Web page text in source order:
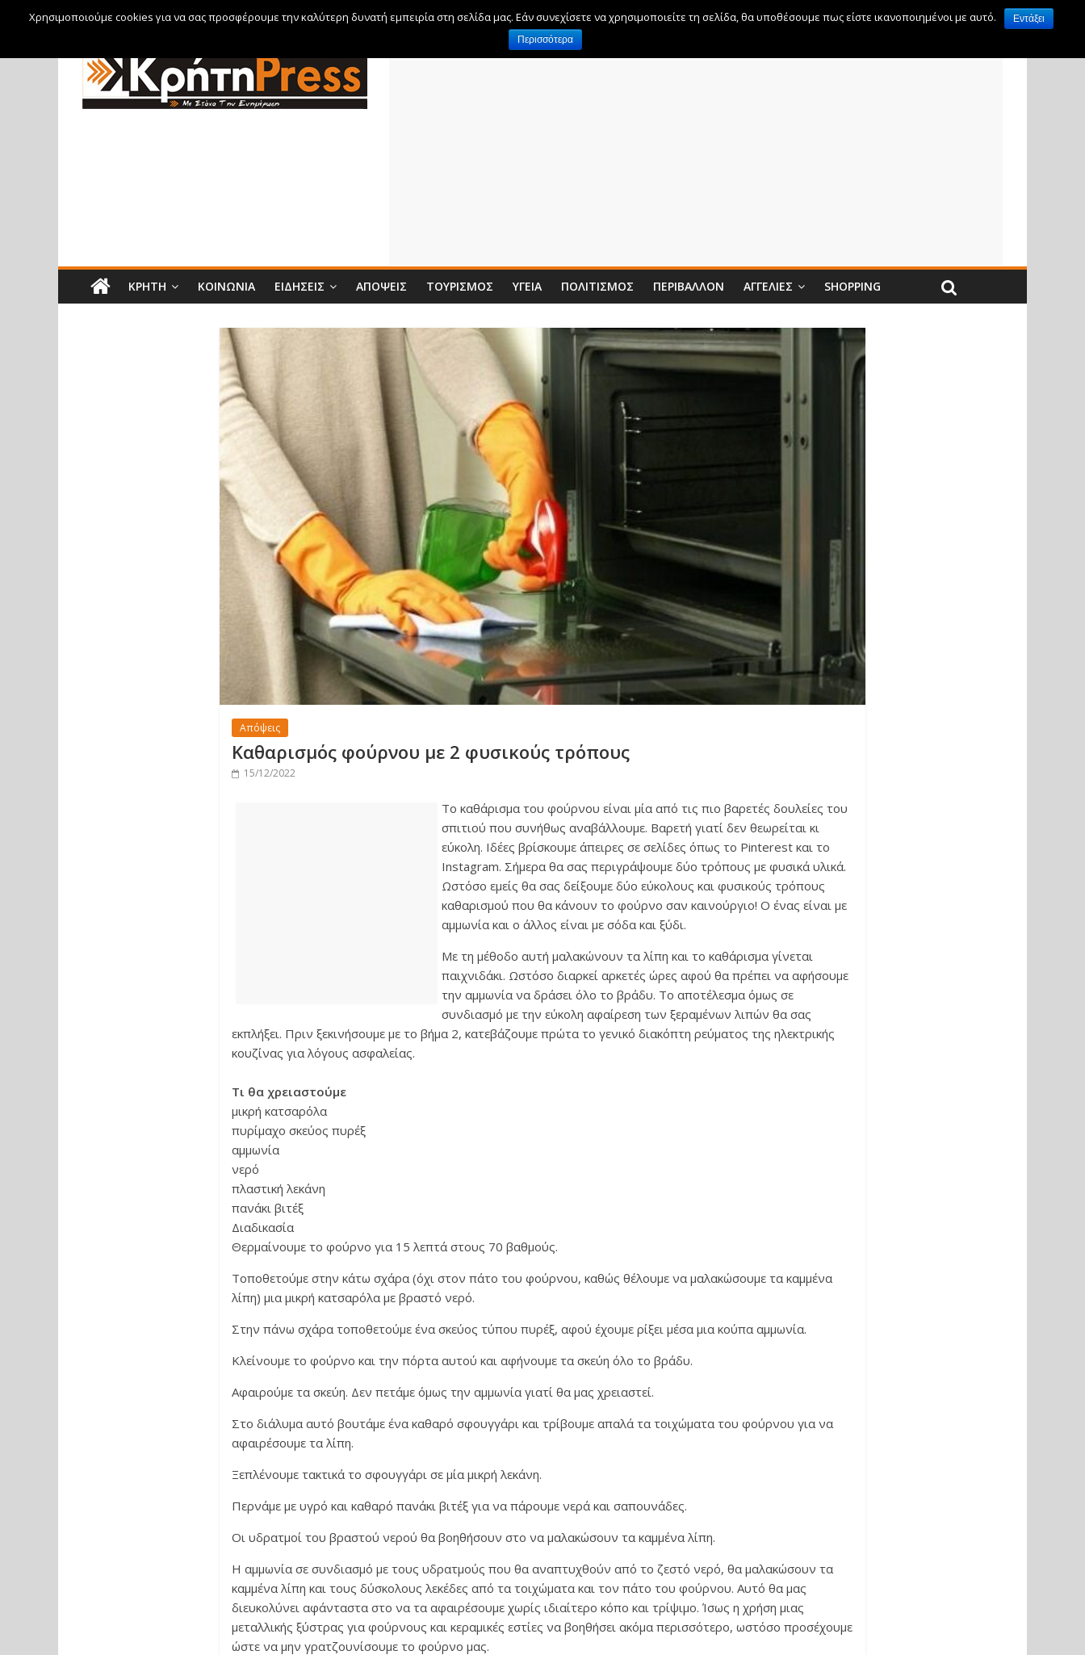
Παρασκευή, 7 Αυγούστου, 2026
ΚΡΉΤΗ ΚΟΙΝΩΝΊΑ ΕΙΔΉΣΕΙΣ ΑΠΌΨΕΙΣ ΤΟΥΡΙΣΜΌΣ ΥΓΕΊΑ ΠΟΛΙΤΙΣΜΌΣ ΠΕΡΙΒΆΛΛΟΝ ΑΓΓΕΛΊΕΣ SHOPPING
Απόψεις
Καθαρισμός φούρνου με 2 φυσικούς τρόπους
15/12/2022
Το καθάρισμα του φούρνου είναι μία από τις πιο βαρετές δουλείες του
σπιτιού που συνήθως αναβάλλουμε. Βαρετή γιατί δεν θεωρείται κι
εύκολη. Ιδέες βρίσκουμε άπειρες σε σελίδες όπως το Pinterest και το
Instagram. Σήμερα θα σας περιγράψουμε δύο τρόπους με φυσικά υλικά.
Ωστόσο εμείς θα σας δείξουμε δύο εύκολους και φυσικούς τρόπους
καθαρισμού που θα κάνουν το φούρνο σαν καινούργιο! Ο ένας είναι με
αμμωνία και ο άλλος είναι με σόδα και ξύδι.
Με τη μέθοδο αυτή μαλακώνουν τα λίπη και το καθάρισμα γίνεται
παιχνιδάκι. Ωστόσο διαρκεί αρκετές ώρες αφού θα πρέπει να αφήσουμε
την αμμωνία να δράσει όλο το βράδυ. Το αποτέλεσμα όμως σε
συνδιασμό με την εύκολη αφαίρεση των ξεραμένων λιπών θα σας
εκπλήξει. Πριν ξεκινήσουμε με το βήμα 2, κατεβάζουμε πρώτα το γενικό διακόπτη ρεύματος της ηλεκτρικής
κουζίνας για λόγους ασφαλείας.
Τι θα χρειαστούμε
μικρή κατσαρόλα
πυρίμαχο σκεύος πυρέξ
αμμωνία
νερό
πλαστική λεκάνη
πανάκι βιτέξ
Διαδικασία
Θερμαίνουμε το φούρνο για 15 λεπτά στους 70 βαθμούς.
Τοποθετούμε στην κάτω σχάρα (όχι στον πάτο του φούρνου, καθώς θέλουμε να μαλακώσουμε τα καμμένα
λίπη) μια μικρή κατσαρόλα με βραστό νερό.
Στην πάνω σχάρα τοποθετούμε ένα σκεύος τύπου πυρέξ, αφού έχουμε ρίξει μέσα μια κούπα αμμωνία.
Κλείνουμε το φούρνο και την πόρτα αυτού και αφήνουμε τα σκεύη όλο το βράδυ.
Αφαιρούμε τα σκεύη. Δεν πετάμε όμως την αμμωνία γιατί θα μας χρειαστεί.
Στο διάλυμα αυτό βουτάμε ένα καθαρό σφουγγάρι και τρίβουμε απαλά τα τοιχώματα του φούρνου για να
αφαιρέσουμε τα λίπη.
Ξεπλένουμε τακτικά το σφουγγάρι σε μία μικρή λεκάνη.
Περνάμε με υγρό και καθαρό πανάκι βιτέξ για να πάρουμε νερά και σαπουνάδες.
Οι υδρατμοί του βραστού νερού θα βοηθήσουν στο να μαλακώσουν τα καμμένα λίπη.
Η αμμωνία σε συνδιασμό με τους υδρατμούς που θα αναπτυχθούν από το ζεστό νερό, θα μαλακώσουν τα
καμμένα λίπη και τους δύσκολους λεκέδες από τα τοιχώματα και τον πάτο του φούρνου. Αυτό θα μας
διευκολύνει αφάνταστα στο να τα αφαιρέσουμε χωρίς ιδιαίτερο κόπο και τρίψιμο. Ίσως η χρήση μιας
μεταλλικής ξύστρας για φούρνους και κεραμικές εστίες να βοηθήσει ακόμα περισσότερο, ωστόσο προσέχουμε
ώστε να μην γρατζουνίσουμε το φούρνο μας.
Χρησιμοποιούμε cookies για να σας προσφέρουμε την καλύτερη δυνατή εμπειρία στη σελίδα μας. Εάν συνεχίσετε να χρησιμοποιείτε τη σελίδα, θα υποθέσουμε πως είστε ικανοποιημένοι με αυτό.
Εντάξει
Περισσότερα